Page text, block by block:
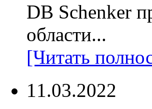
DB Schenker
области...
[Читать
11.03.2022